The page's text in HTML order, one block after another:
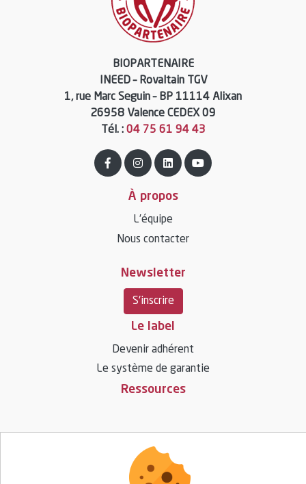
BIOPARTENAIRE
INEED – Rovaltain TGV
1, rue Marc Seguin – BP 11114 Alixan
26958 Valence CEDEX 09
Tél. : 04 75 61 94 43
À propos
L’équipe
Nous contacter
Newsletter
S'inscrire
Le label
Devenir adhérent
Le système de garantie
Ressources
Vos questions / réponses
Espace presse